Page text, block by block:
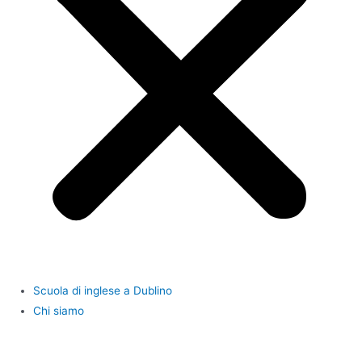
Scuola di inglese a Dublino
Chi siamo